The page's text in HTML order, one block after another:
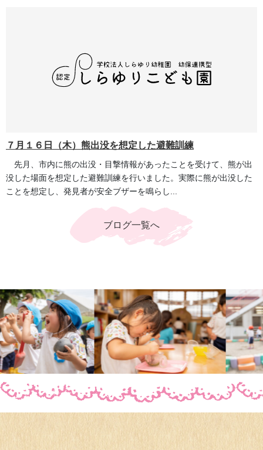
７月１６日（木）熊出没を想定した避難訓練
先月、市内に熊の出没・目撃情報があったことを受けて、熊が出
没した場面を想定した避難訓練を行いました。実際に熊が出没した
ことを想定し、発見者が安全ブザーを鳴らし...
ブログ一覧へ